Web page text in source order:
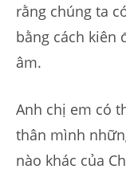
rằng chúng ta
bằng cách kiên
âm.
Anh chị em có
thân mình
nào khác của